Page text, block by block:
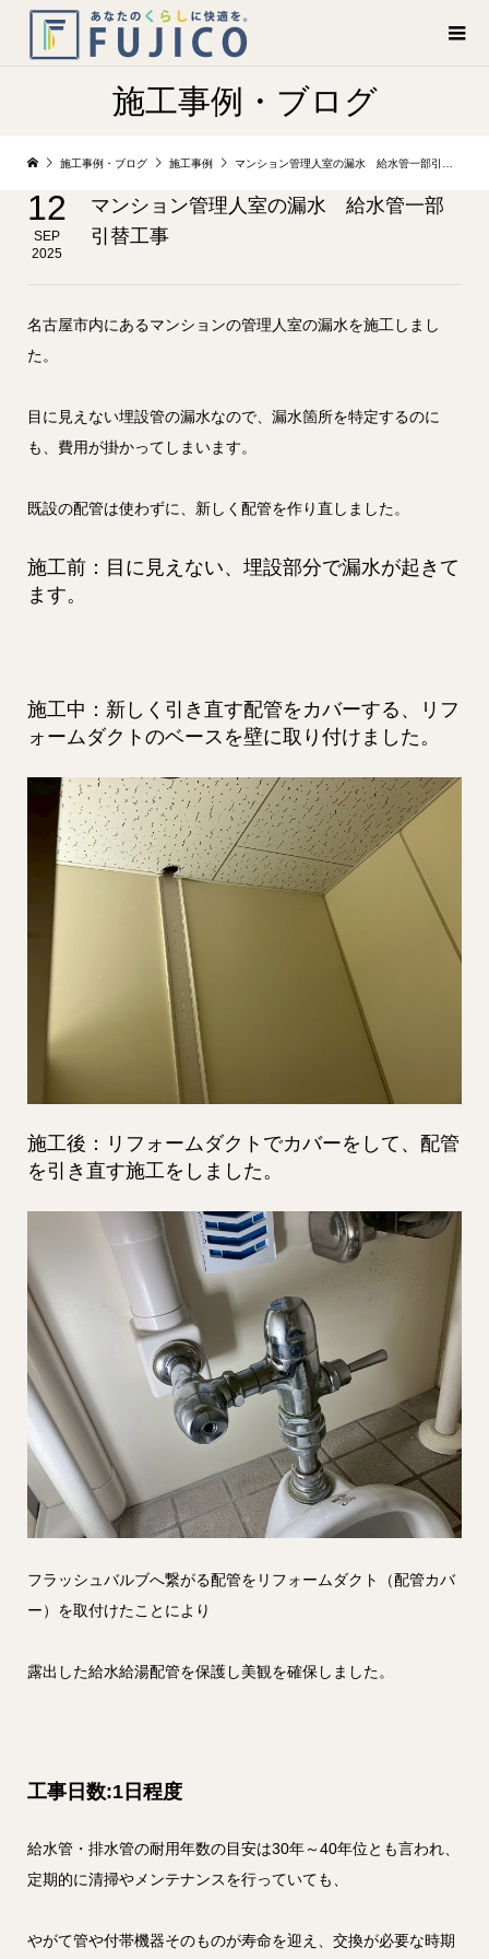
施工事例・ブログ
施工事例・ブログ 施工事例 マンション管理人室の漏水 給水管一部引替工事
12
SEP
2025
マンション管理人室の漏水 給水管一部
引替工事
名古屋市内にあるマンションの管理人室の漏水を施工しまし
た。
目に見えない埋設管の漏水なので、漏水箇所を特定するのに
も、費用が掛かってしまいます。
既設の配管は使わずに、新しく配管を作り直しました。
施工前：目に見えない、埋設部分で漏水が起きて
ます。
施工中：新しく引き直す配管をカバーする、リフ
ォームダクトのベースを壁に取り付けました。
施工後：リフォームダクトでカバーをして、配管
を引き直す施工をしました。
フラッシュバルブへ繋がる配管をリフォームダクト（配管カバ
ー）を取付けたことにより
露出した給水給湯配管を保護し美観を確保しました。
工事日数:1日程度
給水管・排水管の耐用年数の目安は30年～40年位とも言われ、
定期的に清掃やメンテナンスを行っていても、
やがて管や付帯機器そのものが寿命を迎え、交換が必要な時期